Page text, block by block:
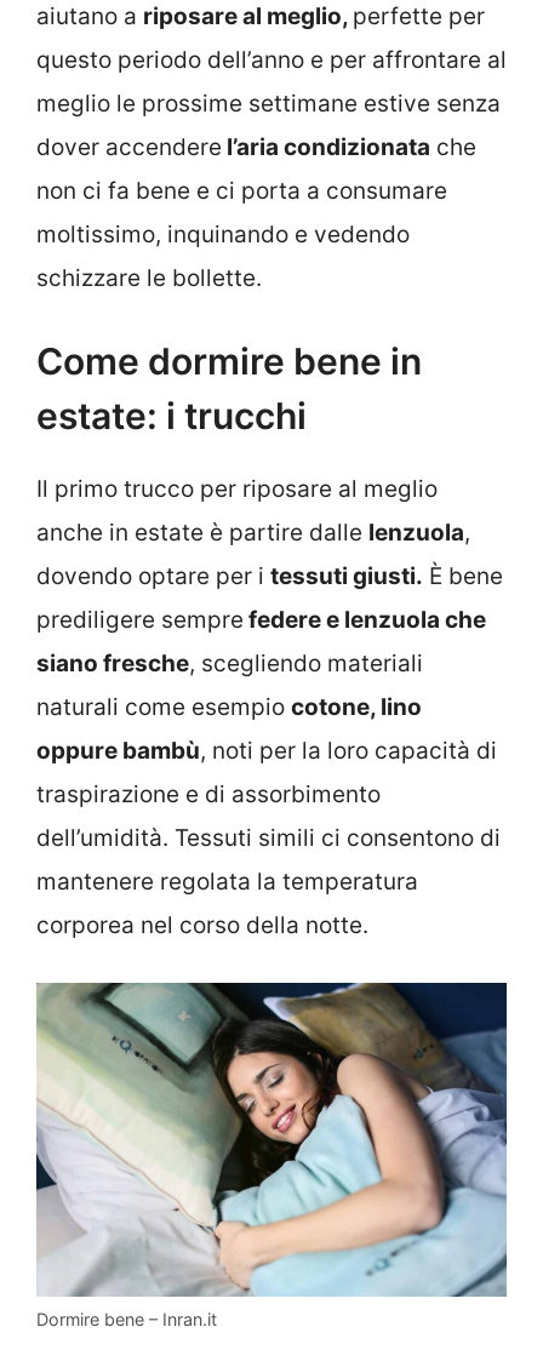
aiutano a riposare al meglio, perfette per
questo periodo dell’anno e per affrontare al
meglio le prossime settimane estive senza
dover accendere l’aria condizionata che
non ci fa bene e ci porta a consumare
moltissimo, inquinando e vedendo
schizzare le bollette.
Come dormire bene in
estate: i trucchi
Il primo trucco per riposare al meglio
anche in estate è partire dalle lenzuola,
dovendo optare per i tessuti giusti. È bene
prediligere sempre federe e lenzuola che
siano fresche, scegliendo materiali
naturali come esempio cotone, lino
oppure bambù, noti per la loro capacità di
traspirazione e di assorbimento
dell’umidità. Tessuti simili ci consentono di
mantenere regolata la temperatura
corporea nel corso della notte.
Dormire bene – Inran.it